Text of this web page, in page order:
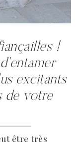
!
excitants
de votre
être très